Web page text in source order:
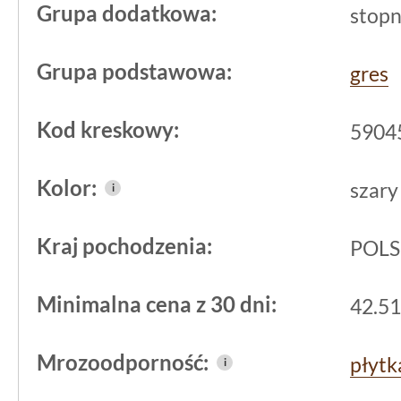
Parametry techniczne i
trwałość materiału, jednocześnie
zwiększa bezpieczeństwo poruszania
ryzyko poślizgnięcia zostało
Grupa dodatkowa:
Grupa podstawowa: gres
Kod kreskowy:
Kolor: i szary
Kraj pochodzenia:
Minimalna cena z 30 dni:
Mrozoodporność: i